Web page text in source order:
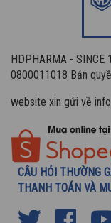
HDPHARMA -
0800011018 Bản
website xin gửi về
CÂU HỎI THƯỜNG
THANH TOÁN VÀ